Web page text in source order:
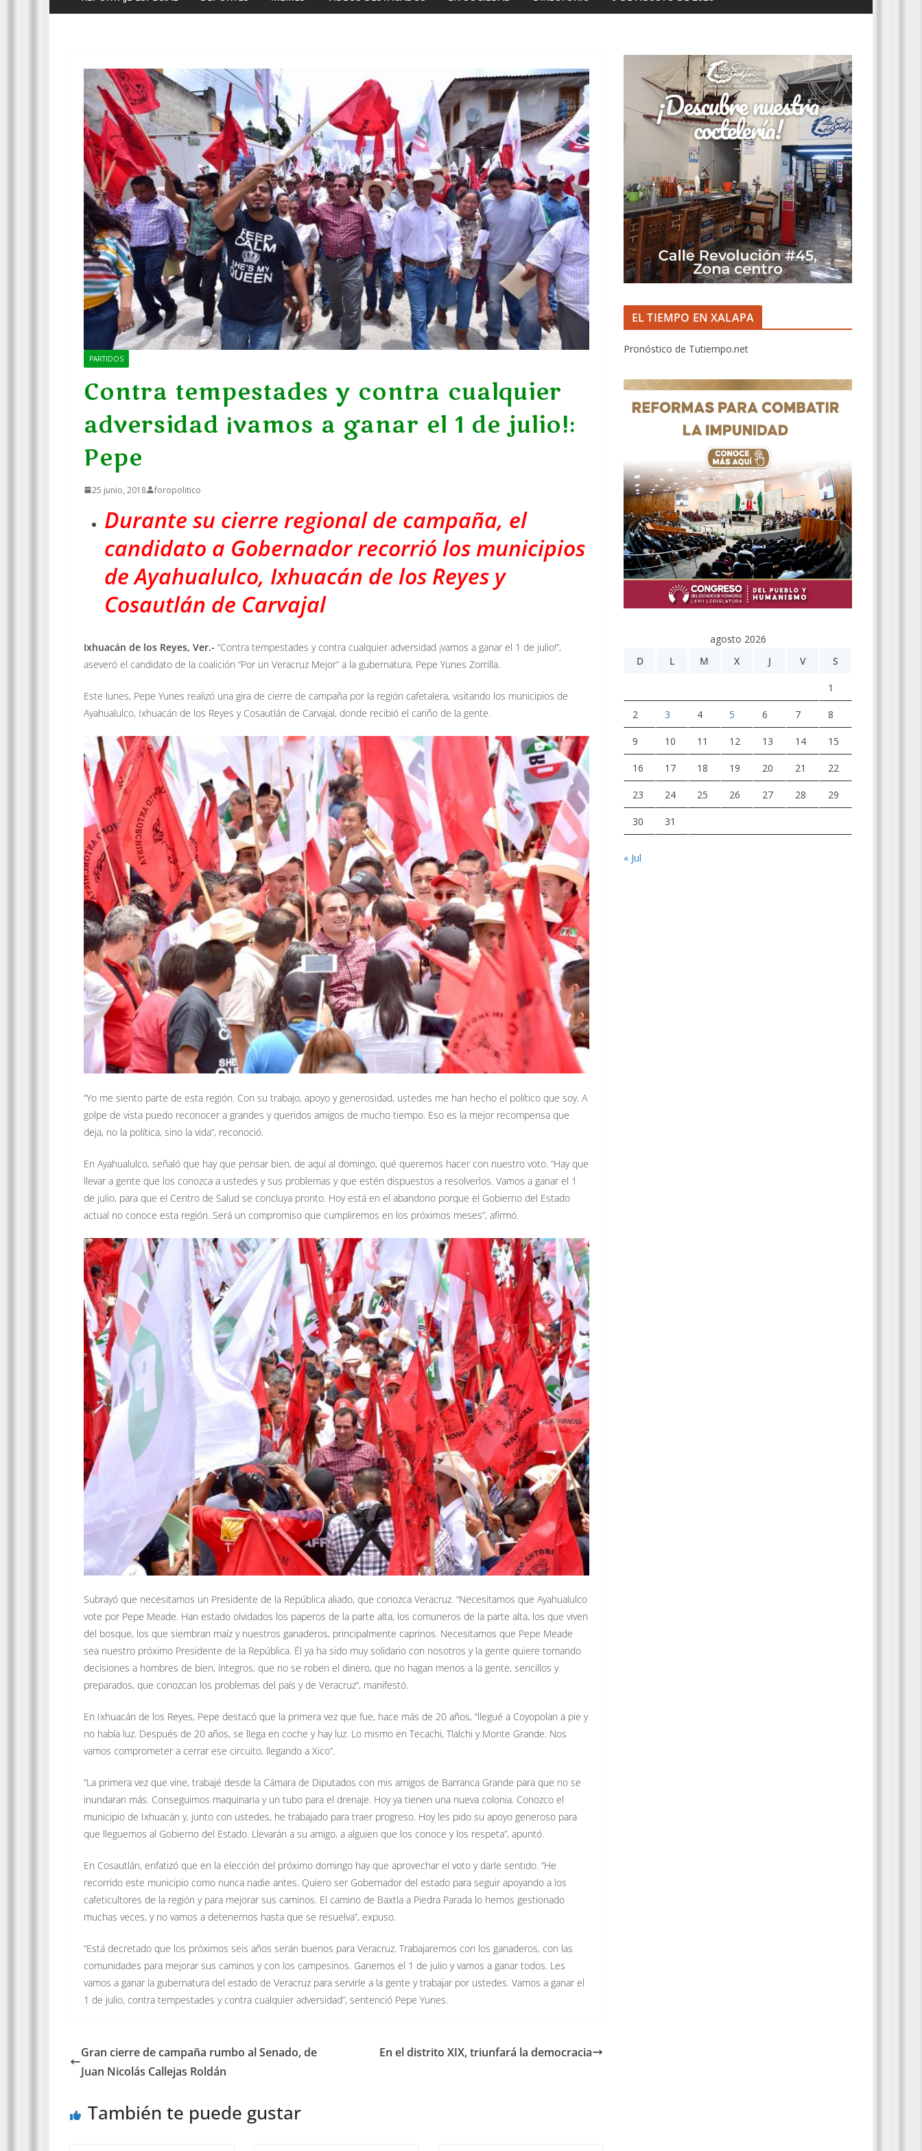
PARTIDOS
Contra tempestades y contra cualquier
adversidad ¡vamos a ganar el 1 de julio!:
Pepe
25 junio, 2018 foropolitico
Durante su cierre regional de campaña, el
candidato a Gobernador recorrió los municipios
de Ayahualulco, Ixhuacán de los Reyes y
Cosautlán de Carvajal
Ixhuacán de los Reyes, Ver.- “Contra tempestades y contra cualquier adversidad ¡vamos a ganar el 1 de julio!”,
aseveró el candidato de la coalición “Por un Veracruz Mejor” a la gubernatura, Pepe Yunes Zorrilla.
Este lunes, Pepe Yunes realizó una gira de cierre de campaña por la región cafetalera, visitando los municipios de
Ayahualulco, Ixhuacán de los Reyes y Cosautlán de Carvajal, donde recibió el cariño de la gente.
“Yo me siento parte de esta región. Con su trabajo, apoyo y generosidad, ustedes me han hecho el político que soy. A
golpe de vista puedo reconocer a grandes y queridos amigos de mucho tiempo. Eso es la mejor recompensa que
deja, no la política, sino la vida”, reconoció.
En Ayahualulco, señaló que hay que pensar bien, de aquí al domingo, qué queremos hacer con nuestro voto. “Hay que
llevar a gente que los conozca a ustedes y sus problemas y que estén dispuestos a resolverlos. Vamos a ganar el 1
de julio, para que el Centro de Salud se concluya pronto. Hoy está en el abandono porque el Gobierno del Estado
actual no conoce esta región. Será un compromiso que cumpliremos en los próximos meses”, afirmó.
Subrayó que necesitamos un Presidente de la República aliado, que conozca Veracruz. “Necesitamos que Ayahualulco
vote por Pepe Meade. Han estado olvidados los paperos de la parte alta, los comuneros de la parte alta, los que viven
del bosque, los que siembran maíz y nuestros ganaderos, principalmente caprinos. Necesitamos que Pepe Meade
sea nuestro próximo Presidente de la República. Él ya ha sido muy solidario con nosotros y la gente quiere tomando
decisiones a hombres de bien, íntegros, que no se roben el dinero, que no hagan menos a la gente, sencillos y
preparados, que conozcan los problemas del país y de Veracruz”, manifestó.
En Ixhuacán de los Reyes, Pepe destacó que la primera vez que fue, hace más de 20 años, “llegué a Coyopolan a pie y
no había luz. Después de 20 años, se llega en coche y hay luz. Lo mismo en Tecachi, Tlalchi y Monte Grande. Nos
vamos comprometer a cerrar ese circuito, llegando a Xico”.
“La primera vez que vine, trabajé desde la Cámara de Diputados con mis amigos de Barranca Grande para que no se
inundaran más. Conseguimos maquinaria y un tubo para el drenaje. Hoy ya tienen una nueva colonia. Conozco el
municipio de Ixhuacán y, junto con ustedes, he trabajado para traer progreso. Hoy les pido su apoyo generoso para
que lleguemos al Gobierno del Estado. Llevarán a su amigo, a alguien que los conoce y los respeta”, apuntó.
En Cosautlán, enfatizó que en la elección del próximo domingo hay que aprovechar el voto y darle sentido. “He
recorrido este municipio como nunca nadie antes. Quiero ser Gobernador del estado para seguir apoyando a los
cafeticultores de la región y para mejorar sus caminos. El camino de Baxtla a Piedra Parada lo hemos gestionado
muchas veces, y no vamos a detenernos hasta que se resuelva”, expuso.
“Está decretado que los próximos seis años serán buenos para Veracruz. Trabajaremos con los ganaderos, con las
comunidades para mejorar sus caminos y con los campesinos. Ganemos el 1 de julio y vamos a ganar todos. Les
vamos a ganar la gubernatura del estado de Veracruz para servirle a la gente y trabajar por ustedes. Vamos a ganar el
1 de julio, contra tempestades y contra cualquier adversidad”, sentenció Pepe Yunes.
Gran cierre de campaña rumbo al Senado, de
Juan Nicolás Callejas Roldán
En el distrito XIX, triunfará la democracia
También te puede gustar
EL TIEMPO EN XALAPA
Pronóstico de Tutiempo.net
agosto 2026
D
L M X J V S
1
2 3 4 5 6 7 8
9 10 11 12 13 14 15
16 17 18 19 20 21 22
23 24 25 26 27 28 29
30 31
« Jul